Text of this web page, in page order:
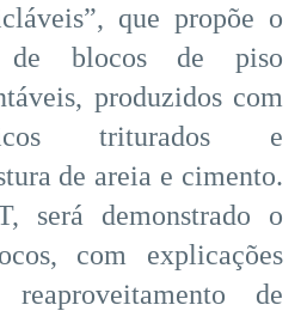
que propõe o
de blocos de piso
produzidos com
triturados e
de areia e cimento.
será demonstrado o
com explicações
de